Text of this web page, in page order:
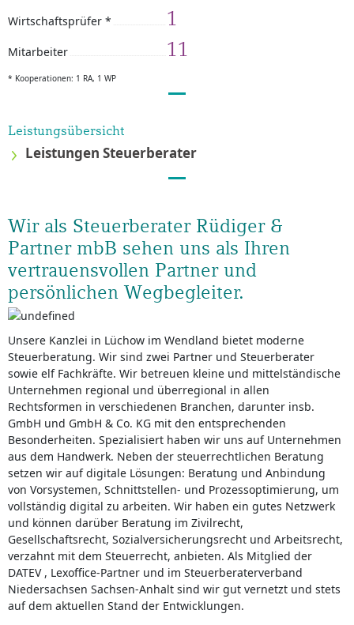
Wirtschaftsprüfer * 1
Mitarbeiter 11
* Kooperationen: 1 RA, 1 WP
Leistungsübersicht
Leistungen Steuerberater
Wir als Steuerberater Rüdiger &
Partner mbB sehen uns als Ihren
vertrauensvollen Partner und
persönlichen Wegbegleiter.
Unsere Kanzlei in Lüchow im Wendland bietet moderne
Steuerberatung. Wir sind zwei Partner und Steuerberater
sowie elf Fachkräfte. Wir betreuen kleine und mittelständische
Unternehmen regional und überregional in allen
Rechtsformen in verschiedenen Branchen, darunter insb.
GmbH und GmbH & Co. KG mit den entsprechenden
Besonderheiten. Spezialisiert haben wir uns auf Unternehmen
aus dem Handwerk. Neben der steuerrechtlichen Beratung
setzen wir auf digitale Lösungen: Beratung und Anbindung
von Vorsystemen, Schnittstellen- und Prozessoptimierung, um
vollständig digital zu arbeiten. Wir haben ein gutes Netzwerk
und können darüber Beratung im Zivilrecht,
Gesellschaftsrecht, Sozialversicherungsrecht und Arbeitsrecht,
verzahnt mit dem Steuerrecht, anbieten. Als Mitglied der
DATEV , Lexoffice-Partner und im Steuerberaterverband
Niedersachsen Sachsen-Anhalt sind wir gut vernetzt und stets
auf dem aktuellen Stand der Entwicklungen.